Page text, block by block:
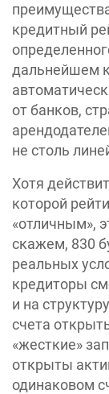
кредитный
дальнейшем
от банков,
не столь
Хотя
которой
«отличным»,
скажем, 830
реальных
кредиторы
и на
счета
«жесткие»
открыты
одинаковом